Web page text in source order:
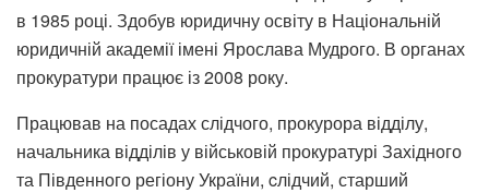
в 1985 році. Здобув юридичну освіту в Національній
юридичній академії імені Ярослава Мудрого. В органах
прокуратури працює із 2008 року.
Працював на посадах слідчого, прокурора відділу,
начальника відділів у військовій прокуратурі Західного
та Південного регіону України, cлідчий, старший